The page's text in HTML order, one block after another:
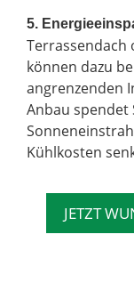
5.
Terrassendach
können dazu
angrenzenden
Anbau
Kühlkosten
JETZT